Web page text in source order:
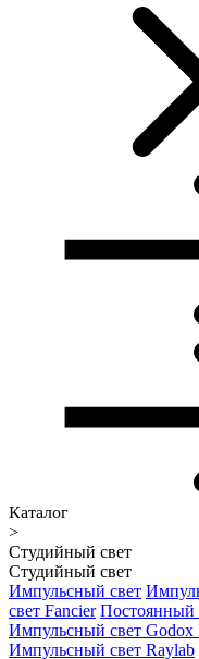
Каталог
>
Студийный свет
Студийный свет
Импульсный свет
свет Fancier Постоянный
Импульсный свет Godox
Импульсный свет Raylab